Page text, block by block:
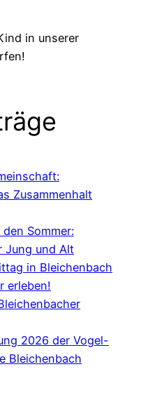
in unserer
Zusammenhalt
Sommer:
Jung und Alt
in Bleichenbach
erleben!
2026 der Vogel-
Bleichenbach